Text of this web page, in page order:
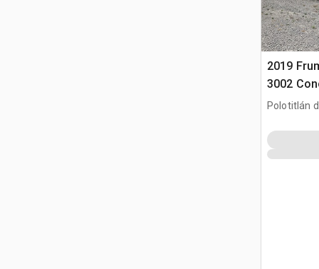
2019
3002
Polotitlán